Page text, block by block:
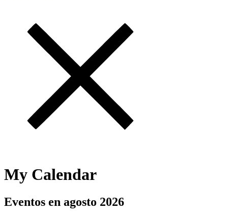
My Calendar
Eventos en agosto 2026